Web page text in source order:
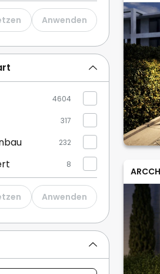
537
Außenwandleuchten mit Bewegungsmelder535
300
anzeigen
Anwenden
4604
317
232
8
Anwenden